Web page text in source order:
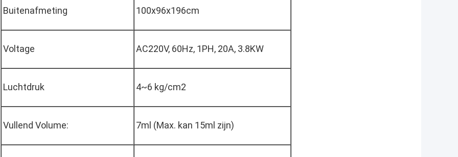
Buitenafmeting 100x96x196cm
Voltage AC220V, 60Hz, 1PH, 20A, 3.8KW
Luchtdruk 4~6 kg/cm2
Vullend Volume: 7ml (Max. kan 15ml zijn)